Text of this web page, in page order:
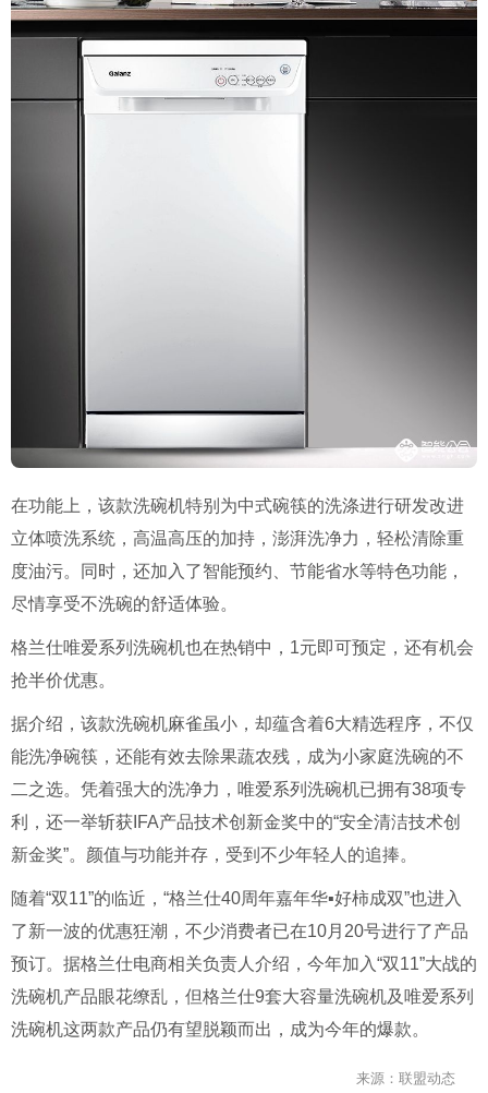
在功能上，该款洗碗机特别为中式碗筷的洗涤进行研发改进
立体喷洗系统，高温高压的加持，澎湃洗净力，轻松清除重
度油污。同时，还加入了智能预约、节能省水等特色功能，
尽情享受不洗碗的舒适体验。
格兰仕唯爱系列洗碗机也在热销中，1元即可预定，还有机会
抢半价优惠。
据介绍，该款洗碗机麻雀虽小，却蕴含着6大精选程序，不仅
能洗净碗筷，还能有效去除果蔬农残，成为小家庭洗碗的不
二之选。凭着强大的洗净力，唯爱系列洗碗机已拥有38项专
利，还一举斩获IFA产品技术创新金奖中的“安全清洁技术创
新金奖”。颜值与功能并存，受到不少年轻人的追捧。
随着“双11”的临近，“格兰仕40周年嘉年华▪好柿成双”也进入
了新一波的优惠狂潮，不少消费者已在10月20号进行了产品
预订。据格兰仕电商相关负责人介绍，今年加入“双11”大战的
洗碗机产品眼花缭乱，但格兰仕9套大容量洗碗机及唯爱系列
洗碗机这两款产品仍有望脱颖而出，成为今年的爆款。
来源：联盟动态